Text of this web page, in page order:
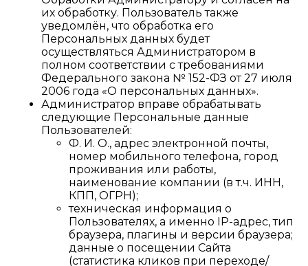
их обработку. Пользователь также
уведомлён, что обработка его
Персональных данных будет
осуществляться Администратором в
полном соответствии с требованиями
Федерального закона № 152-ФЗ от 27 июля
2006 года «О персональных данных».
Администратор вправе обрабатывать
следующие Персональные данные
Пользователей:
Ф. И. О., адрес электронной почты,
номер мобильного телефона, город
проживания или работы,
наименование компании (в т.ч. ИНН,
КПП, ОГРН);
техническая информация о
Пользователях, а именно IP-адрес, тип
браузера, плагины и версии браузера;
данные о посещении Сайта
(статистика кликов при переходе/